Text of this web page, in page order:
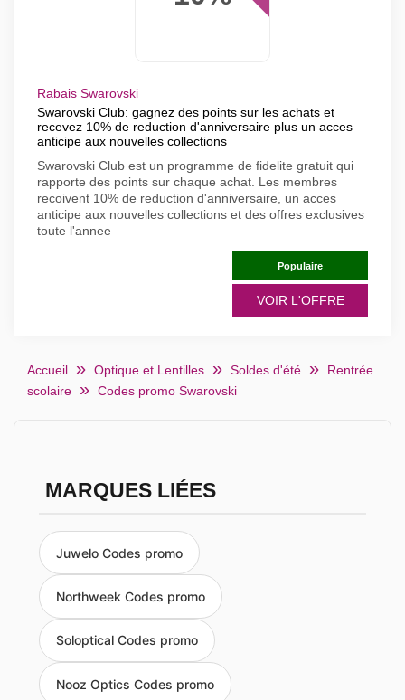
Rabais Swarovski
Swarovski Club: gagnez des points sur les achats et
recevez 10% de reduction d'anniversaire plus un acces
anticipe aux nouvelles collections
Swarovski Club est un programme de fidelite gratuit qui
rapporte des points sur chaque achat. Les membres
recoivent 10% de reduction d'anniversaire, un acces
anticipe aux nouvelles collections et des offres exclusives
toute l'annee
Populaire
VOIR L'OFFRE
Accueil Optique et Lentilles Soldes d'été
Rentrée
scolaire
Codes promo Swarovski
MARQUES LIÉES
Juwelo Codes promo
Northweek Codes promo
Soloptical Codes promo
Nooz Optics Codes promo